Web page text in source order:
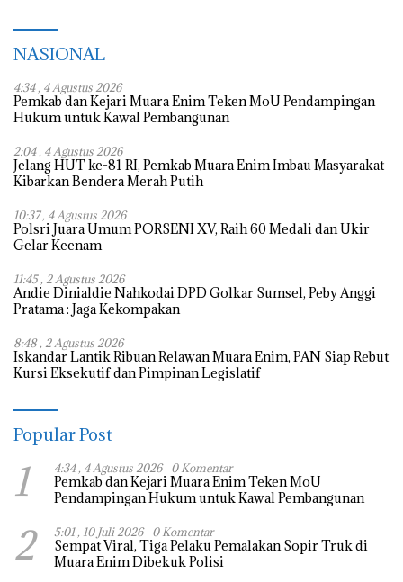
NASIONAL
4:34 , 4 Agustus 2026
Pemkab dan Kejari Muara Enim Teken MoU Pendampingan
Hukum untuk Kawal Pembangunan
2:04 , 4 Agustus 2026
Jelang HUT ke-81 RI, Pemkab Muara Enim Imbau Masyarakat
Kibarkan Bendera Merah Putih
10:37 , 4 Agustus 2026
Polsri Juara Umum PORSENI XV, Raih 60 Medali dan Ukir
Gelar Keenam
11:45 , 2 Agustus 2026
Andie Dinialdie Nahkodai DPD Golkar Sumsel, Peby Anggi
Pratama : Jaga Kekompakan
8:48 , 2 Agustus 2026
Iskandar Lantik Ribuan Relawan Muara Enim, PAN Siap Rebut
Kursi Eksekutif dan Pimpinan Legislatif
Popular Post
1 4:34 , 4 Agustus 2026 0 Komentar
Pemkab dan Kejari Muara Enim Teken MoU
Pendampingan Hukum untuk Kawal Pembangunan
2 5:01 , 10 Juli 2026 0 Komentar
Sempat Viral, Tiga Pelaku Pemalakan Sopir Truk di
Muara Enim Dibekuk Polisi